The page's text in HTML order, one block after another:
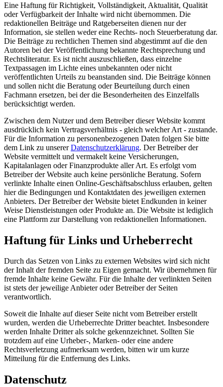
Eine Haftung für Richtigkeit, Vollständigkeit, Aktualität, Qualität
oder Verfügbarkeit der Inhalte wird nicht übernommen. Die
redaktionellen Beiträge und Ratgeberseiten dienen nur der
Information, sie stellen weder eine Rechts- noch Steuerberatung dar.
Die Beiträge zu rechtlichen Themen sind abgestimmt auf die den
Autoren bei der Veröffentlichung bekannte Rechtsprechung und
Rechtsliteratur. Es ist nicht auszuschließen, dass einzelne
Textpassagen im Lichte eines unbekannten oder nicht
veröffentlichten Urteils zu beanstanden sind. Die Beiträge können
und sollen nicht die Beratung oder Beurteilung durch einen
Fachmann ersetzen, bei der die Besonderheiten des Einzelfalls
berücksichtigt werden.
Zwischen dem Nutzer und dem Betreiber dieser Website kommt
ausdrücklich kein Vertragsverhältnis - gleich welcher Art - zustande.
Für die Information zu personenbezogenen Daten folgen Sie bitte
dem Link zu unsererDatenschutzerklärung. Der Betreiber der
Website vermittelt und vermakelt keine Versicherungen,
Kapitalanlagen oder Finanzprodukte aller Art. Es erfolgt vom
Betreiber der Website auch keine persönliche Beratung. Sofern
verlinkte Inhalte einen Online-Geschäftsabschluss erlauben, gelten
hier die Bedingungen und Kontaktdaten des jeweiligen externen
Anbieters. Der Betreiber der Website bietet Endkunden in keiner
Weise Dienstleistungen oder Produkte an. Die Website ist lediglich
eine Plattform zur Darstellung von redaktionellen Informationen.
Haftung für Links und Urheberrecht
Durch das Setzen von Links zu externen Websites wird sich nicht
der Inhalt der fremden Seite zu Eigen gemacht. Wir übernehmen für
fremde Inhalte keine Gewähr. Für die Inhalte der verlinkten Seiten
ist stets der jeweilige Anbieter oder Betreiber der Seiten
verantwortlich.
Soweit die Inhalte auf dieser Seite nicht vom Betreiber erstellt
wurden, werden die Urheberrechte Dritter beachtet. Insbesondere
werden Inhalte Dritter als solche gekennzeichnet. Sollten Sie
trotzdem auf eine Urheber-, Marken- oder eine andere
Rechtsverletzung aufmerksam werden, bitten wir um kurze
Mitteilung für die Entfernung des Links.
Datenschutz